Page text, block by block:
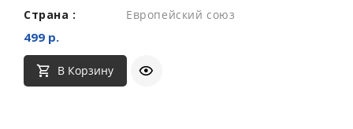
Страна :
Европейский союз
499 р.
В Корзину